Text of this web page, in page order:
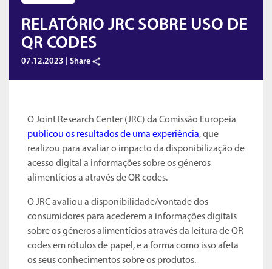
RELATÓRIO JRC SOBRE USO DE
QR CODES
07.12.2023 | Share
O Joint Research Center (JRC) da Comissão Europeia
publicou os resultados de uma experiência, que
realizou para avaliar o impacto da disponibilização de
acesso digital a informações sobre os géneros
alimentícios a através de QR codes.
O JRC avaliou a disponibilidade/vontade dos
consumidores para acederem a informações digitais
sobre os géneros alimentícios através da leitura de QR
codes em rótulos de papel, e a forma como isso afeta
os seus conhecimentos sobre os produtos.